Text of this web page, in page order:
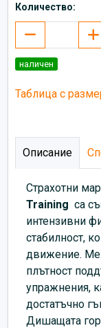
Количество:
наличен
Таблица с
Описание
Страхотни
Training са
интензивни
стабилност,
движение.
плътност
упражнения,
достатъчно
Дишащата